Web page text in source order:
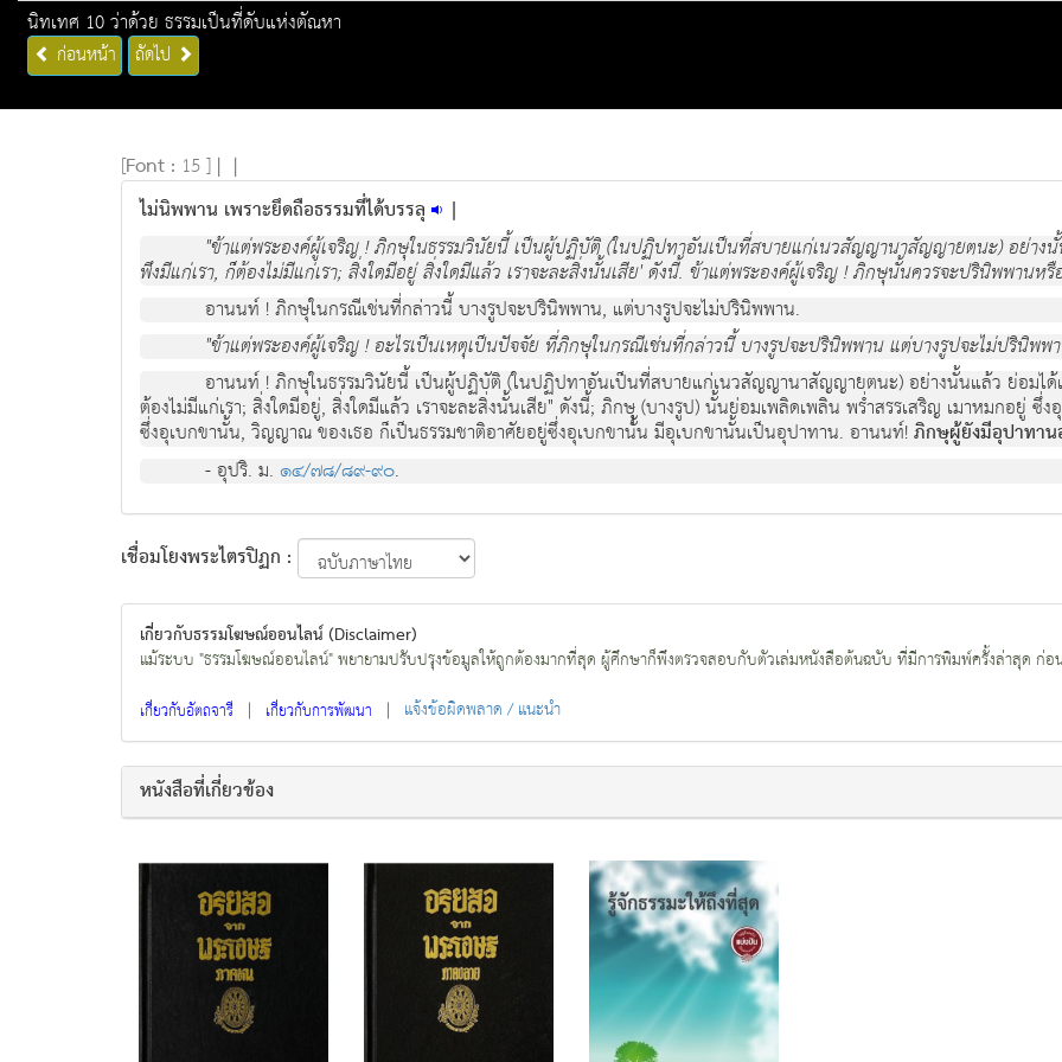
นิทเทศ 10 ว่าด้วย ธรรมเป็นที่ดับแห่งตัณหา
ก่อนหน้า ถัดไป
[Font : 15 ] | |
ไม่นิพพาน เพราะยึดถือธรรมที่ได้บรรลุ |
"ข้าแต่พระองค์ผู้เจริญ ! ภิกษุในธรรมวินัยนี้ เป็นผู้ปฏิบัติ (ในปฏิปทาอันเป็นที่สบายแก่เนวสัญญานาสัญญายตนะ) อย่างนั้
พึงมีแก่เรา, ก็ต้องไม่มีแก่เรา; สิ่งใดมีอยู่ สิ่งใดมีแล้ว เราจะละสิ่งนั้นเสีย' ดังนี้. ข้าแต่พระองค์ผู้เจริญ ! ภิกษุนั้นควรจะปรินิพพานหรื
อานนท์ ! ภิกษุในกรณีเช่นที่กล่าวนี้ บางรูปจะปรินิพพาน, แต่บางรูปจะไม่ปรินิพพาน.
"ข้าแต่พระองค์ผู้เจริญ ! อะไรเป็นเหตุเป็นปัจจัย ที่ภิกษุในกรณีเช่นที่กล่าวนี้ บางรูปจะปรินิพพาน แต่บางรูปจะไม่ปรินิพพา
อานนท์ ! ภิกษุในธรรมวินัยนี้ เป็นผู้ปฏิบัติ (ในปฏิปทาอันเป็นที่สบายแก่เนวสัญญานาสัญญายตนะ) อย่างนั้นแล้ว ย่อมได้เ
ต้องไม่มีแก่เรา; สิ่งใดมีอยู่, สิ่งใดมีแล้ว เราจะละสิ่งนั้นเสีย" ดังนี้; ภิกษุุ (บางรูป) นั้นย่อมเพลิดเพลิน พร่ำสรรเสริญ เมาหมกอยู่ ซึ่
ซึ่งอุเบกขานั้น, วิญญาณ ของเธอ ก็เป็นธรรมชาติอาศัยอยู่ซึ่งอุเบกขานั้น มีอุเบกขานั้นเป็นอุปาทาน. อานนท์!ภิกษุผู้ยังมีอุปาทา
- อุปริ. ม.๑๔/๗๘/๘๙-๙๐.
เชื่อมโยงพระไตรปิฏก :
เกี่ยวกับธรรมโฆษณ์ออนไลน์ (Disclaimer)
แม้ระบบ "ธรรมโฆษณ์ออนไลน์" พยายามปรับปรุงข้อมูลให้ถูกต้องมากที่สุด ผู้ศึกษาก็พึงตรวจสอบกับตัวเล่มหนังสือต้นฉบับ ที่มีการพิมพ์ครั้งล่าสุด ก่อน
เกี่ยวกับอัตถจารี | เกี่ยวกับการพัฒนา | แจ้งข้อผิดพลาด / แนะนำ
หนังสือที่เกี่ยวข้อง